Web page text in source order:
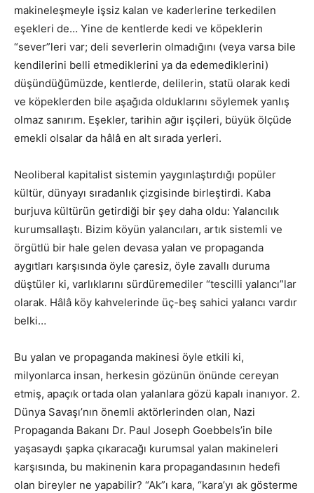
makineleşmeyle işsiz kalan ve kaderlerine terkedilen
eşekleri de… Yine de kentlerde kedi ve köpeklerin
“sever”leri var; deli severlerin olmadığını (veya varsa bile
kendilerini belli etmediklerini ya da edemediklerini)
düşündüğümüzde, kentlerde, delilerin, statü olarak kedi
ve köpeklerden bile aşağıda olduklarını söylemek yanlış
olmaz sanırım. Eşekler, tarihin ağır işçileri, büyük ölçüde
emekli olsalar da hâlâ en alt sırada yerleri.
Neoliberal kapitalist sistemin yaygınlaştırdığı popüler
kültür, dünyayı sıradanlık çizgisinde birleştirdi. Kaba
burjuva kültürün getirdiği bir şey daha oldu: Yalancılık
kurumsallaştı. Bizim köyün yalancıları, artık sistemli ve
örgütlü bir hale gelen devasa yalan ve propaganda
aygıtları karşısında öyle çaresiz, öyle zavallı duruma
düştüler ki, varlıklarını sürdüremediler “tescilli yalancı”lar
olarak. Hâlâ köy kahvelerinde üç-beş sahici yalancı vardır
belki…
Bu yalan ve propaganda makinesi öyle etkili ki,
milyonlarca insan, herkesin gözünün önünde cereyan
etmiş, apaçık ortada olan yalanlara gözü kapalı inanıyor. 2.
Dünya Savaşı’nın önemli aktörlerinden olan, Nazi
Propaganda Bakanı Dr. Paul Joseph Goebbels’in bile
yaşasaydı şapka çıkaracağı kurumsal yalan makineleri
karşısında, bu makinenin kara propagandasının hedefi
olan bireyler ne yapabilir? “Ak”ı kara, “kara’yı ak gösterme